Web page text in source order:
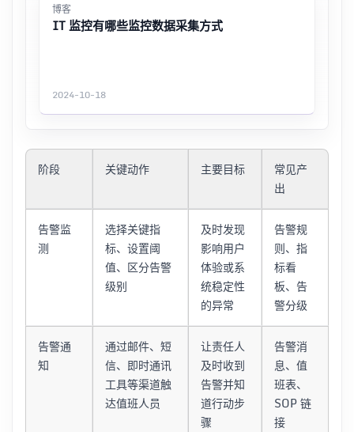
博客
IT 监控有哪些监控数据采集方式
2024-10-18
阶段 关键动作 主要目标
常见产
出
告警监
测
选择关键指
标、设置阈
值、区分告警
级别
及时发现
影响用户
体验或系
统稳定性
的异常
告警规
则、指
标看
板、告
警分级
告警通
知
通过邮件、短
信、即时通讯
工具等渠道触
达值班人员
让责任人
及时收到
告警并知
道行动步
骤
告警消
息、值
班表、
SOP 链
接